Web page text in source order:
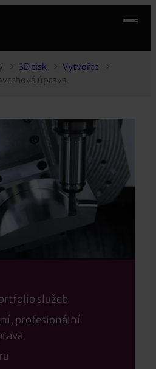
3D tisk
Vytvořte
úprava
služeb
profesionální